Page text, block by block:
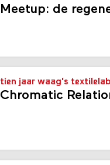
textilelab
tien jaar waag's